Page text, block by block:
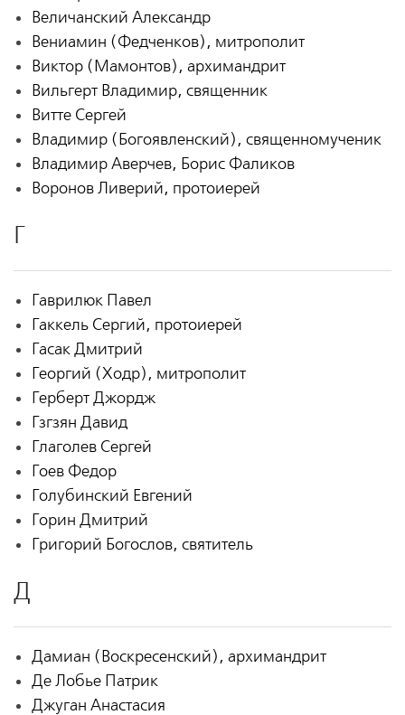
Величанский Александр
Вениамин (Федченков), митрополит
Виктор (Мамонтов), архимандрит
Вильгерт Владимир, священник
Витте Сергей
Владимир (Богоявленский), священномученик
Владимир Аверчев, Борис Фаликов
Воронов Ливерий, протоиерей
Г
Гаврилюк Павел
Гаккель Сергий, протоиерей
Гасак Дмитрий
Георгий (Ходр), митрополит
Герберт Джордж
Гзгзян Давид
Глаголев Сергей
Гоев Федор
Голубинский Евгений
Горин Дмитрий
Григорий Богослов, святитель
Д
Дамиан (Воскресенский), архимандрит
Де Лобье Патрик
Джуган Анастасия